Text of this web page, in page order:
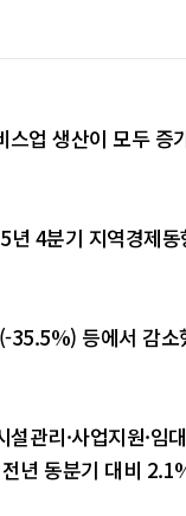
업 생산이 모두 증
4분기 지역경제
등에서 감
관리·사업지원·임
년 동분기 대비